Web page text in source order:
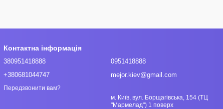
Контактна інформація
380951418888
+380681044747
Передзвонити вам?
0951418888
mejor.kiev@gmail.com
м. Київ, вул. Борщагівська, 154 (ТЦ
"Мармелад") 1 поверх